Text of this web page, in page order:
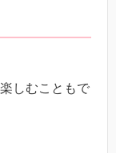
しむこともで